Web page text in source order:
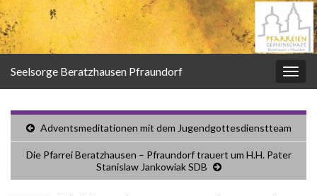
Seelsorge Beratzhausen Pfraundorf
Adventsmeditationen mit dem Jugendgottesdienstteam
Die Pfarrei Beratzhausen – Pfraundorf trauert um H.H. Pater
Stanislaw Jankowiak SDB